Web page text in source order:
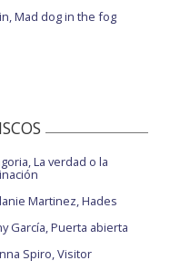
Mad dog in the fog
La verdad o la
Martinez, Hades
García, Puerta abierta
Spiro, Visitor